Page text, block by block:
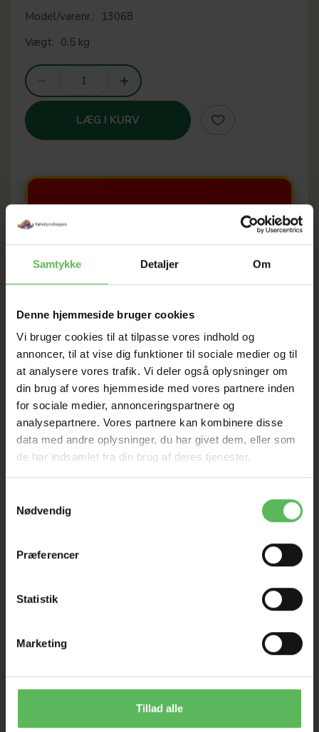
Samtykke Detaljer Om
Denne hjemmeside bruger cookies
Vi bruger cookies til at tilpasse vores indhold og
annoncer, til at vise dig funktioner til sociale medier og til
at analysere vores trafik. Vi deler også oplysninger om
din brug af vores hjemmeside med vores partnere inden
for sociale medier, annonceringspartnere og
analysepartnere. Vores partnere kan kombinere disse
data med andre oplysninger, du har givet dem, eller som
de har indsamlet fra din brug af deres tjenester.
Nødvendig
Præferencer
Statistik
Marketing
Tillad alle
Model/varenr.: 13068
Vægt: 0,5 kg
LÆG I KURV
SOMMER
UDSALG
TIL D. 8 AUGUST
HELE WEBSHOPPEN ER
SAT NED
Tilbud GÆLDER IKKE
I FYSISK BUTIKKERE